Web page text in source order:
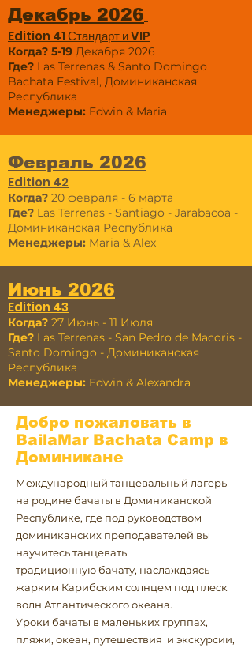
Декабрь 2026
Edition 41 Стандарт и VIP
Когда? 5-19 Декабря 2026
Где? Las Terrenas & Santo Domingo
Bachata Festival, Доминиканская
Республика
Менеджеры: Edwin & Maria
Февраль 2026
Edition 42
Когда? 20 февраля - 6 марта
Где? Las Terrenas - Santiago - Jarabacoa -
Доминиканская Республика
Менеджеры: Maria & Alex
Июнь 2026
Edition 43
Когда? 27 Июнь - 11 Июля
Где? Las Terrenas - San Pedro de Macoris -
Santo Domingo - Доминиканская
Республика
Менеджеры: Edwin & Alexandra
Добро пожаловать в
BailaMar Bachata Camp в
Доминикане
Международный танцевальный лагерь
на родине бачаты в Доминиканской
Республике, где под руководством
доминиканских преподавателей вы
научитесь танцевать
традиционную бачату, наслаждаясь
жарким Карибским солнцем под плеск
волн Атлантического океана.
Уроки бачаты в маленьких группах,
пляжи, океан, путешествия и экскурсии,